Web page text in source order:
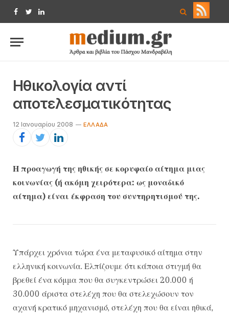
Facebook
TwitterLinkedIn
Ηθικολογία αντί
αποτελεσματικότητας
12 Ιανουαρίου 2008 ΕΛΛΆΔΑ
Η προαγωγή της ηθικής σε κορυφαίο αίτημα μιας
κοινωνίας (ή ακόμη χειρότερα: ως μοναδικό
αίτημα) είναι έκφραση του συντηρητισμού της.
Υπάρχει χρόνια τώρα ένα μεταφυσικό αίτημα στην
ελληνική κοινωνία. Ελπίζουμε ότι κάποια στιγμή θα
βρεθεί ένα κόμμα που θα συγκεντρώσει 20.000 ή
30.000 άριστα στελέχη που θα στελεχώσουν τον
αχανή κρατικό μηχανισμό, στελέχη που θα είναι ηθικά,